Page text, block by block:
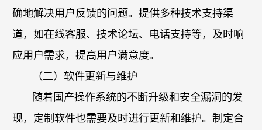
确地解决用户反馈的问题。提供多种技术支持渠
道，如在线客服、技术论坛、电话支持等，及时响
应用户需求，提高用户满意度。
（二）软件更新与维护
随着国产操作系统的不断升级和安全漏洞的发
现，定制软件也需要及时进行更新和维护。制定合